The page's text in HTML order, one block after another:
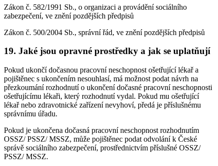
Zákon č. 582/1991 Sb., o organizaci a provádění sociálního
zabezpečení, ve znění pozdějších předpisů
Zákon č. 500/2004 Sb., správní řád, ve znění pozdějších předpisů
19. Jaké jsou opravné prostředky a jak se uplatňují
Pokud ukončí dočasnou pracovní neschopnost ošetřující lékař a
pojištěnec s ukončením nesouhlasí, má možnost podat návrh na
přezkoumání rozhodnutí o ukončení dočasné pracovní neschopnosti
ošetřujícímu lékaři, který rozhodnutí vydal. Pokud mu ošetřující
lékař nebo zdravotnické zařízení nevyhoví, předá je příslušnému
správnímu úřadu.
Pokud je ukončena dočasná pracovní neschopnost rozhodnutím
OSSZ/ PSSZ/ MSSZ, může pojištěnec podat odvolání k České
správě sociálního zabezpečení, prostřednictvím příslušné OSSZ/
PSSZ/ MSSZ.